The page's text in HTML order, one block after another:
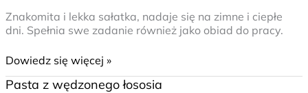
Znakomita i lekka sałatka, nadaje się na zimne i ciepłe
dni. Spełnia swe zadanie również jako obiad do pracy.
Dowiedz się więcej »
Pasta z wędzonego łososia
Pasta